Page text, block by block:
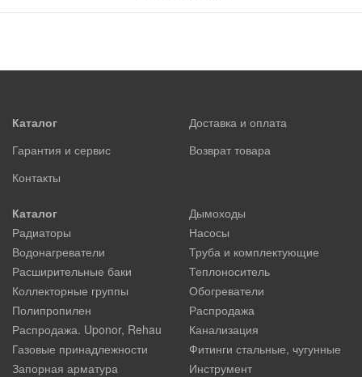
Каталог
Доставка и оплата
Гарантия и сервис
Возврат товара
Контакты
Каталог
Дымоходы
Радиаторы
Насосы
Водонагреватели
Труба и комплектующие
Расширительные баки
Теплоноситель
Коллекторные группы
Обогреватели
Полипропилен
Распродажа
Распродажа. Uponor, Rehau
Канализация
Газовые принадлежности
Фитинги стальные, чугунные
Запорная арматура
Инструмент